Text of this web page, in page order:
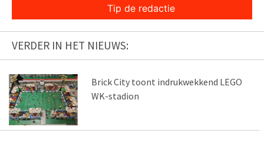
Tip de redactie
VERDER IN HET NIEUWS:
Brick City toont indrukwekkend LEGO
WK-stadion